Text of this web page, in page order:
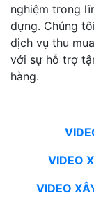
nghiệm trong
dựng. Chúng
dịch vụ thu
với sự hỗ trợ
hàng.
VIDEO
VIDEO